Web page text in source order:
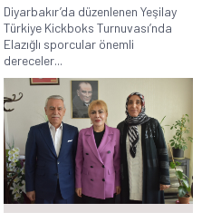
Diyarbakır’da düzenlenen Yeşilay
Türkiye Kickboks Turnuvası’nda
Elazığlı sporcular önemli
dereceler...